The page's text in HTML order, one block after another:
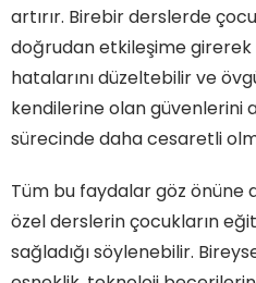
artırır. Birebir derslerde
doğrudan etkileşime
hatalarını düzeltebilir ve
kendilerine olan güvenlerini
sürecinde daha cesaretli
Tüm bu faydalar göz önüne
özel derslerin çocukların
sağladığı söylenebilir.